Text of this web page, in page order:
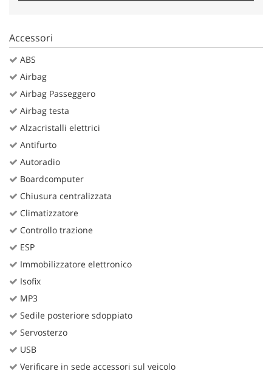
Accessori
ABS
Airbag
Airbag Passeggero
Airbag testa
Alzacristalli elettrici
Antifurto
Autoradio
Boardcomputer
Chiusura centralizzata
Climatizzatore
Controllo trazione
ESP
Immobilizzatore elettronico
Isofix
MP3
Sedile posteriore sdoppiato
Servosterzo
USB
Verificare in sede accessori sul veicolo